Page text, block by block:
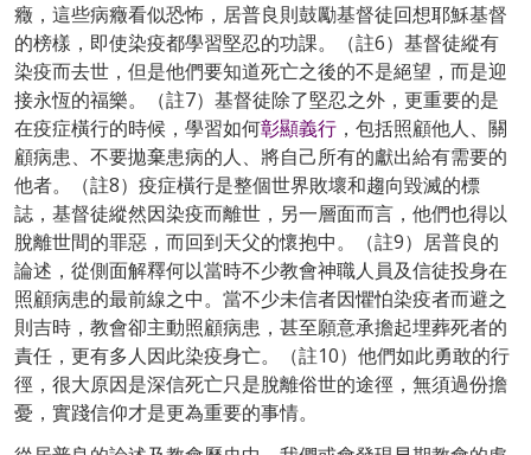
癥，這些病癥看似恐怖，居普良則鼓勵基督徒回想耶穌基督
的榜樣，即使染疫都學習堅忍的功課。（註6）基督徒縱有
染疫而去世，但是他們要知道死亡之後的不是絕望，而是迎
接永恆的福樂。（註7）基督徒除了堅忍之外，更重要的是
在疫症橫行的時候，學習如何彰顯義行 ，包括照顧他人、關
顧病患、不要拋棄患病的人、將自己所有的獻出給有需要的
他者。（註8）疫症橫行是整個世界敗壞和趨向毀滅的標
誌，基督徒縱然因染疫而離世，另一層面而言，他們也得以
脫離世間的罪惡，而回到天父的懷抱中。（註9）居普良的
論述，從側面解釋何以當時不少教會神職人員及信徒投身在
照顧病患的最前線之中。當不少未信者因懼怕染疫者而避之
則吉時，教會卻主動照顧病患，甚至願意承擔起埋葬死者的
責任，更有多人因此染疫身亡。（註10）他們如此勇敢的行
徑，很大原因是深信死亡只是脫離俗世的途徑，無須過份擔
憂，實踐信仰才是更為重要的事情。